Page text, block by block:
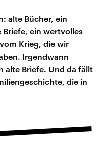
alte Bücher, ein
ein wertvolles
Krieg, die wir
Irgendwann
alte Briefe. Und da fällt
die in